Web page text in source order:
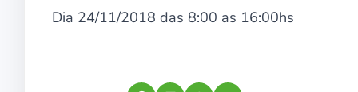
Dia 24/11/2018 das 8:00 as 16:00hs